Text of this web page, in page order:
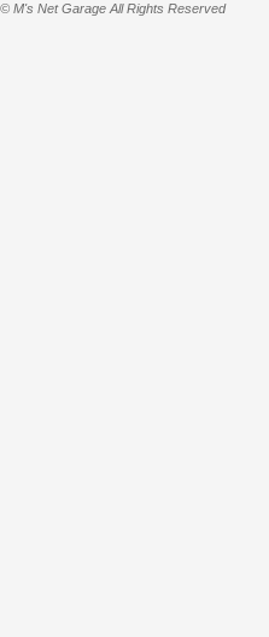
© M's Net Garage All Rights Reserved